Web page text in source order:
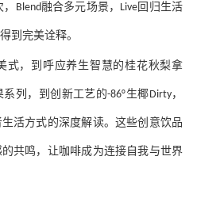
Blend融合多元场景， Live 回归生活
到完美诠释。
式，到呼应养生智慧的桂花秋梨拿
系列，到创新工艺的-86°生椰Dirty，
活方式的深度解读。这些创意饮品
共鸣，让咖啡成为连接自我与世界